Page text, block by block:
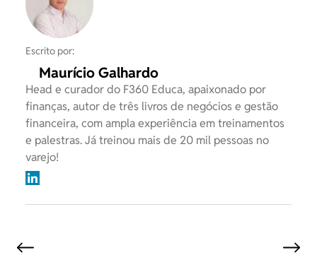
Escrito por:
Maurício Galhardo
Head e curador do F360 Educa, apaixonado por
finanças, autor de três livros de negócios e gestão
financeira, com ampla experiência em treinamentos
e palestras. Já treinou mais de 20 mil pessoas no
varejo!